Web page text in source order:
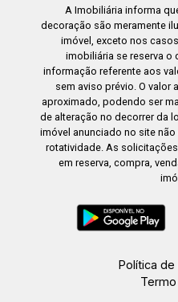
A Imobiliária informa
decoração são meramente
imóvel, exceto nos
imobiliária se reserva o
informação referente aos
sem aviso prévio. O
aproximado, podendo ser
de alteração no decorrer da
imóvel anunciado no site
rotatividade. As
em reserva, compra,
Política de